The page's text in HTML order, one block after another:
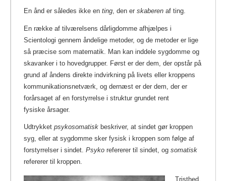
En ånd er således ikke en ting , den er skaberen af ting.
En række af tilværelsens dårligdomme afhjælpes i
Scientologi gennem åndelige metoder, og de metoder er lige
så præcise som matematik. Man kan inddele sygdomme og
skavanker i to hovedgrupper. Først er der dem, der opstår på
grund af åndens direkte indvirkning på livets eller kroppens
kommunikationsnetværk, og dernæst er der dem, der er
forårsaget af en forstyrrelse i struktur grundet rent
fysiske årsager.
Udtrykket psykosomatisk beskriver, at sindet gør kroppen
syg, eller at sygdomme sker fysisk i kroppen som følge af
forstyrrelser i sindet. Psyko refererer til sindet, og somatisk
refererer til kroppen.
Tristhed,